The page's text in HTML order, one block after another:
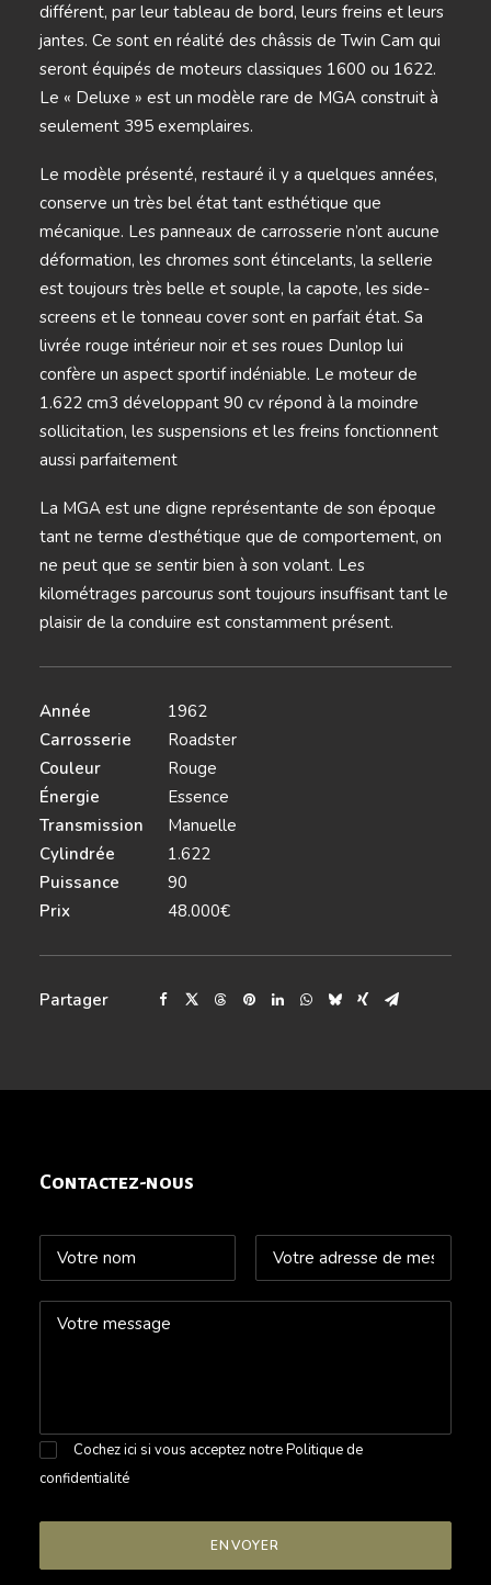
différent, par leur tableau de bord, leurs freins et leurs
jantes. Ce sont en réalité des châssis de Twin Cam qui
seront équipés de moteurs classiques 1600 ou 1622.
Le « Deluxe » est un modèle rare de MGA construit à
seulement 395 exemplaires.
Le modèle présenté, restauré il y a quelques années,
conserve un très bel état tant esthétique que
mécanique. Les panneaux de carrosserie n’ont aucune
déformation, les chromes sont étincelants, la sellerie
est toujours très belle et souple, la capote, les side-
screens et le tonneau cover sont en parfait état. Sa
livrée rouge intérieur noir et ses roues Dunlop lui
confère un aspect sportif indéniable. Le moteur de
1.622 cm3 développant 90 cv répond à la moindre
sollicitation, les suspensions et les freins fonctionnent
aussi parfaitement
La MGA est une digne représentante de son époque
tant ne terme d’esthétique que de comportement, on
ne peut que se sentir bien à son volant. Les
kilométrages parcourus sont toujours insuffisant tant le
plaisir de la conduire est constamment présent.
Année
1962
Carrosserie
Roadster
Couleur
Rouge
Énergie
Essence
Transmission
Manuelle
Cylindrée
1.622
Puissance
90
Prix
48.000€
Partager
Contactez-nous
Cochez ici si vous acceptez notrePolitique de
confidentialité